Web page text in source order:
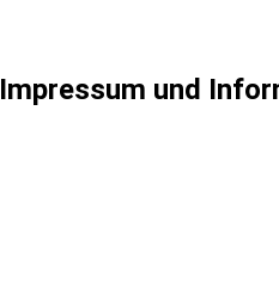
Impressum und